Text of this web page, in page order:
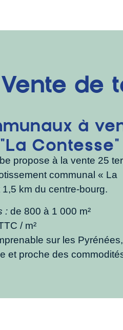
Vente de
à
Contesse"
propose à la vente 25
communal « La
km du centre-bourg.
: de 800 à 1 000 m²
/ m²
sur les Pyrénées,
et proche des